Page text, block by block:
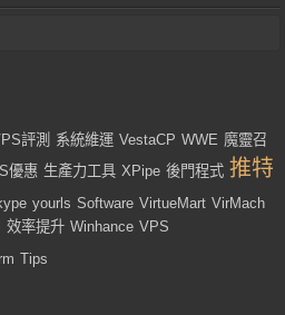
評測 系統維運 VestaCP WWE 魔靈召
優惠 生產力工具 XPipe 後門程式 推特
yourls Software VirtueMart VirMach
效率提升 Winhance VPS
Tips